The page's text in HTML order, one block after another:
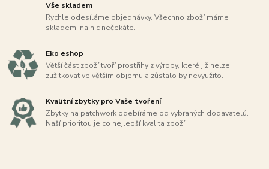
Vše skladem
Rychle odesíláme objednávky. Všechno zboží máme
skladem, na nic nečekáte.
Eko eshop
Větší část zboží tvoří prostřihy z výroby, které již nelze
zužitkovat ve větším objemu a zůstalo by nevyužito.
Kvalitní zbytky pro Vaše tvoření
Zbytky na patchwork odebíráme od vybraných dodavatelů.
Naší prioritou je co nejlepší kvalita zboží.